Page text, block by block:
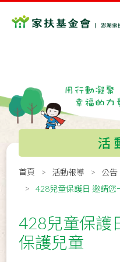
活
首頁 活動報導
公告
428兒童保護日 邀請您
428兒童保護
保護兒童